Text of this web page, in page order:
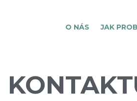
O NÁS JAK